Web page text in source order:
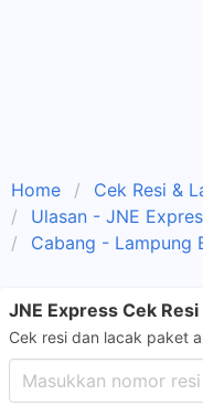
Home
Cek Resi &
Ulasan - JNE
Cabang - Lampung
JNE Express Cek
Cek resi dan lacak paket